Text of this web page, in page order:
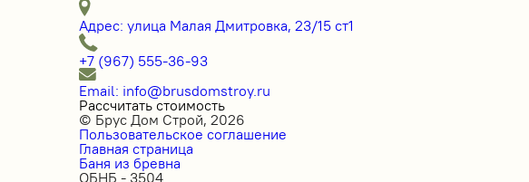
Адрес: улица Малая Дмитровка, 23/15 ст1
+7 (967) 555-36-93
Email: info@brusdomstroy.ru
Рассчитать стоимость
© Брус Дом Строй, 2026
Пользовательское соглашение
Главная страница
Баня из бревна
ОБНБ - 3504